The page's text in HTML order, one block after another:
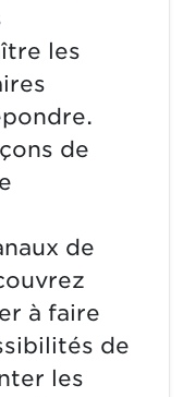
les
de
de
à faire
de
les